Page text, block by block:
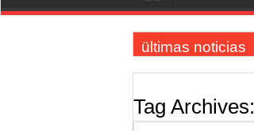
ültimas noticias
Tag Archives: